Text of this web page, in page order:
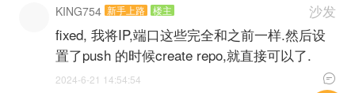
沙发
KING754 新手上路 楼主
fixed, 我将IP,端口这些完全和之前一样.然后设
置了push 的时候create repo,就直接可以了.

2024-6-21 14:54:54